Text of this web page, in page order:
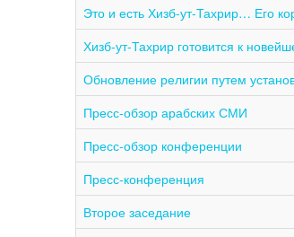
Это и есть Хизб-ут-Тахрир… Его
Хизб-ут-Тахрир готовится к
Обновление религии путем
Пресс-обзор арабских СМИ
Пресс-обзор конференции
Пресс-конференция
Второе заседание